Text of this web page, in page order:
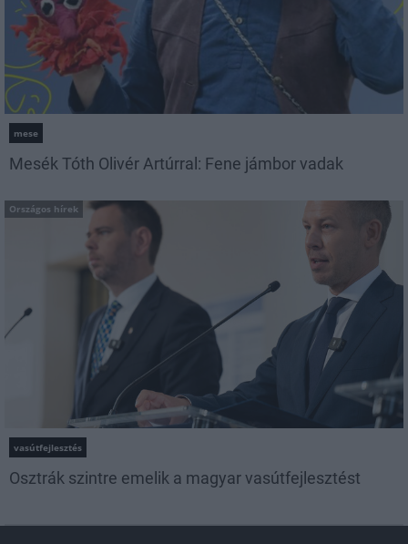
mese
Mesék Tóth Olivér Artúrral: Fene jámbor vadak
Országos hírek
vasútfejlesztés
Osztrák szintre emelik a magyar vasútfejlesztést